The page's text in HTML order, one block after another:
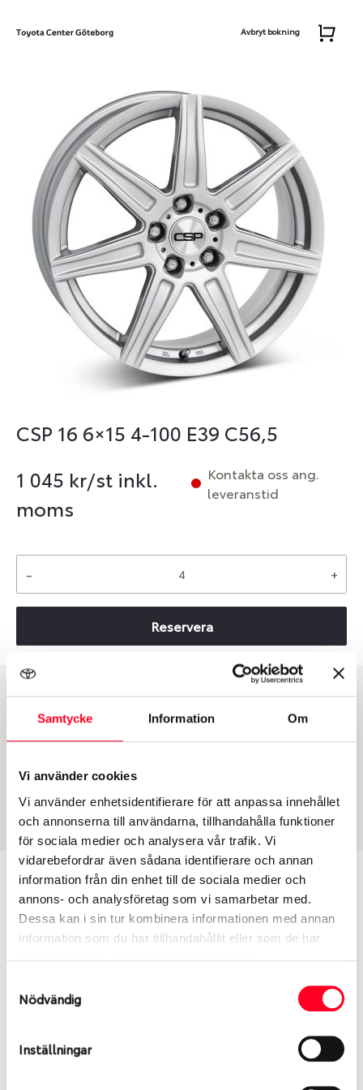
Samtycke Information Om
Vi använder cookies
Vi använder enhetsidentifierare för att anpassa innehållet
och annonserna till användarna, tillhandahålla funktioner
för sociala medier och analysera vår trafik. Vi
vidarebefordrar även sådana identifierare och annan
information från din enhet till de sociala medier och
annons- och analysföretag som vi samarbetar med.
Dessa kan i sin tur kombinera informationen med annan
information som du har tillhandahållit eller som de har
Nödvändig
Inställningar
Avbryt bokning
CSP 16 6×15 4-100 E39 C56,5
1 045 kr/st inkl.
moms
Kontakta oss ang.
leveranstid
- +
Reservera
Group
Fälg PV/C LM
Tum
39
100 8710
Passar denna fälg min bil?
Ange registreringsnummer för att se om den fälg
du valt passar din bilmodell. Se till att kolla en extra
Ibland kan fälgen ha bytts ut under årens lopp och
inte vara samma dimension som bilen hade ut från
Sök